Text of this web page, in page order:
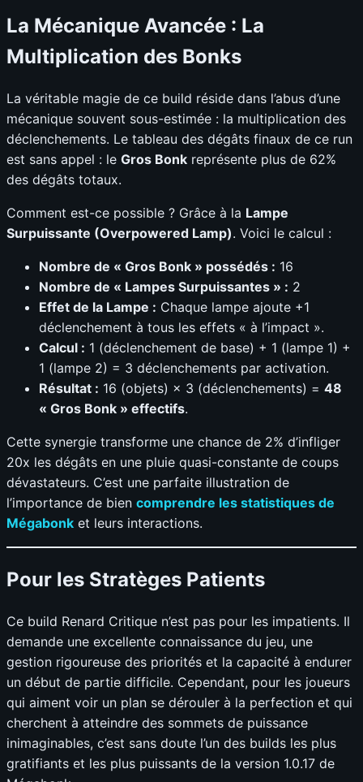
La Mécanique Avancée : La
Multiplication des Bonks
La véritable magie de ce build réside dans l’abus d’une
mécanique souvent sous-estimée : la multiplication des
déclenchements. Le tableau des dégâts finaux de ce run
est sans appel : le Gros Bonk représente plus de 62%
des dégâts totaux.
Comment est-ce possible ? Grâce à la Lampe
Surpuissante (Overpowered Lamp). Voici le calcul :
Nombre de « Gros Bonk » possédés : 16
Nombre de « Lampes Surpuissantes » : 2
Effet de la Lampe : Chaque lampe ajoute +1
déclenchement à tous les effets « à l’impact ».
Calcul : 1 (déclenchement de base) + 1 (lampe 1) +
1 (lampe 2) = 3 déclenchements par activation.
Résultat : 16 (objets) × 3 (déclenchements) = 48
« Gros Bonk » effectifs.
Cette synergie transforme une chance de 2% d’infliger
20x les dégâts en une pluie quasi-constante de coups
dévastateurs. C’est une parfaite illustration de
l’importance de bien comprendre les statistiques de
Mégabonk et leurs interactions.
Pour les Stratèges Patients
Ce build Renard Critique n’est pas pour les impatients. Il
demande une excellente connaissance du jeu, une
gestion rigoureuse des priorités et la capacité à endurer
un début de partie difficile. Cependant, pour les joueurs
qui aiment voir un plan se dérouler à la perfection et qui
cherchent à atteindre des sommets de puissance
inimaginables, c’est sans doute l’un des builds les plus
gratifiants et les plus puissants de la version 1.0.17 de